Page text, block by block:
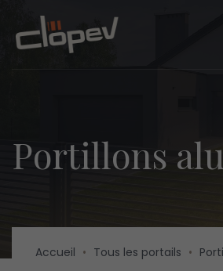
Portillons alu
Accueil • Tous les portails •